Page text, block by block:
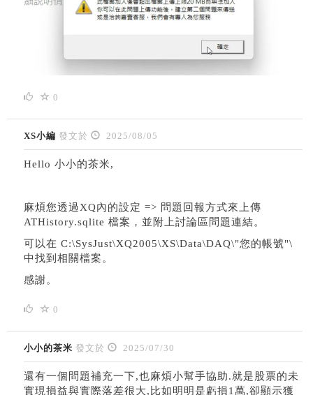
0
XS小編 發文於 2025/08/05
Hello 小小的茶米,
麻煩您透過XQ內的設定 => 問題回報方式來上傳
ATHistory.sqlite 檔案，並附上討論區問題連結。
可以在 C:\SysJust\XQ2005\XS\Data\DAQ\"您的帳號"\
中找到相關檔案。
感謝。
0
小小的茶米 發文於 2025/07/30
還有一個問題補充一下,也麻煩小幫手協助.就是股票的未
實現損益與實際落差很大,比如明明是虧損1萬,卻顯示獲